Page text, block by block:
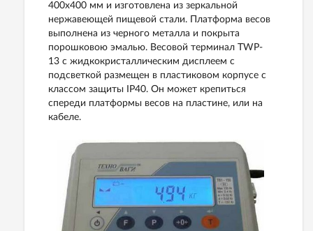
400х400 мм и изготовлена из зеркальной
нержавеющей пищевой стали. Платформа весов
выполнена из черного металла и покрыта
порошковою эмалью. Весовой терминал TWP-
13 с жидкокристаллическим дисплеем с
подсветкой размещен в пластиковом корпусе с
классом защиты ІР40. Он может крепиться
спереди платформы весов на пластине, или на
кабеле.